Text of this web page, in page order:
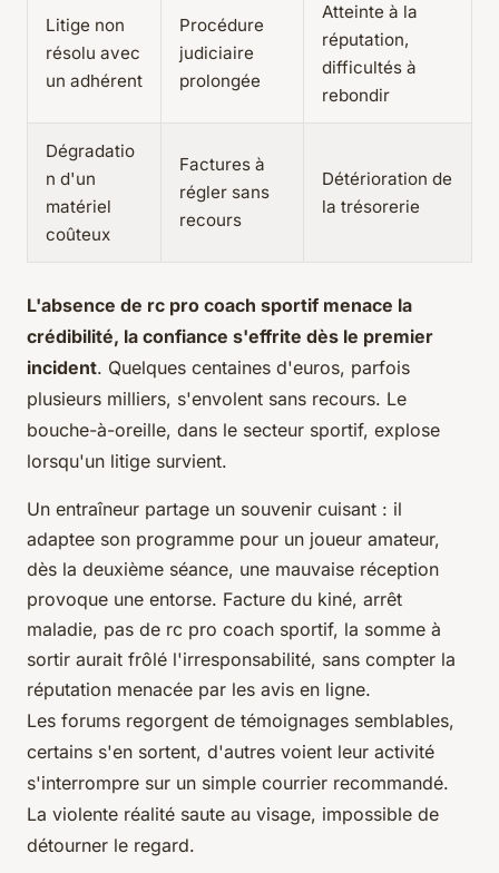
Litige non
résolu avec
un adhérent
Procédure
judiciaire
prolongée
Atteinte à la
réputation,
difficultés à
rebondir
Dégradatio
n d'un
matériel
coûteux
Factures à
régler sans
recours
Détérioration de
la trésorerie
L'absence de rc pro coach sportif menace la
crédibilité, la confiance s'effrite dès le premier
incident. Quelques centaines d'euros, parfois
plusieurs milliers, s'envolent sans recours. Le
bouche-à-oreille, dans le secteur sportif, explose
lorsqu'un litige survient.
Un entraîneur partage un souvenir cuisant : il
adaptee son programme pour un joueur amateur,
dès la deuxième séance, une mauvaise réception
provoque une entorse. Facture du kiné, arrêt
maladie, pas de rc pro coach sportif, la somme à
sortir aurait frôlé l'irresponsabilité, sans compter la
réputation menacée par les avis en ligne.
Les forums regorgent de témoignages semblables,
certains s'en sortent, d'autres voient leur activité
s'interrompre sur un simple courrier recommandé.
La violente réalité saute au visage, impossible de
détourner le regard.